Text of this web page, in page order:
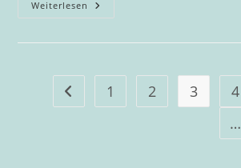
Weiterlesen Völkerball-
Und
Gehe zur vorherigen Seite
1 2 3 4
…